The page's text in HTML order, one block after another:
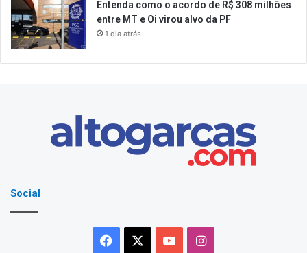
Entenda como o acordo de R$ 308 milhões
entre MT e Oi virou alvo da PF
1 dia atrás
Social
Facebook YouTubeInstagram